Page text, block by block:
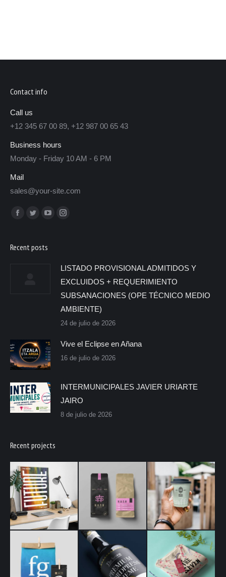
Contact info
Call us
+12 345 67 00 89, +12 987 00 65 43
Business hours
Monday - Friday 10 AM - 6 PM
Mail
sales@your-site.com
Encuéntranos en:
Recent posts
LISTADO PROVISIONAL ADMITIDOS Y
EXCLUIDOS + REQUERIMIENTO
SUBSANACIONES (OPE TÉCNICO MEDIO
AMBIENTE)
24 de julio de 2026
Vive el Eclipse en Añana
16 de julio de 2026
INTERMUNICIPALES JAVIER URIARTE
JAIRO
8 de julio de 2026
Recent projects